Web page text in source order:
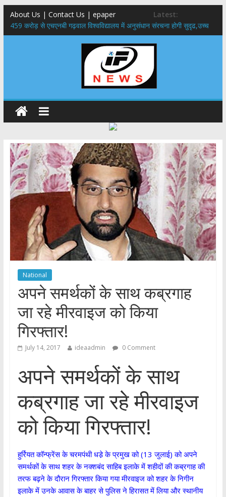
About Us | Contact Us | epaper
Latest:
459 करोड़ से एचएनबी गढ़वाल विश्वविद्यालय में अनुसंधान संरचना होगी सुदृढ,उच्च
शिक्षा मंत्री धन सिंह रावत ने नवनियुक्त केन्द्रीय शिक्षा मंत्री से की मुलाकात
राष्ट्रीय हथकरघा दिवस पर मुख्यमंत्री धामी ने उत्कृष्ट बुनकरों और हस्तशिल्प
​धामी कैबिनेट का बड़ा फैसला: पशुपालकों को 60% तक सब्सिडी, गंगा एक्सप्रेसवे का
​हरिद्वार से वीरभद्र (ऋषिकेश) तक निकली BJYM की भव्य कांवड़ यात्रा; तेजस्वी
सूर्या ने की देश व प्रदेशवासियों के कल्याण की कामना
24×7 अलर्ट मोड में रहें अधिकारी-मुख्य सचिव मानसून-एसईओसी से मुख्य सचिव ने
की विस्तृत समीक्षा कहा-बंद सड़कों को शीघ्र खोला जाए, लोगों को न हो दिक्कत
National
अपने समर्थकों के साथ कब्रगाह
जा रहे मीरवाइज को किया
गिरफ्तार!
July 14, 2017 ideaadmin 0 Comment
अपने समर्थकों के साथ
कब्रगाह जा रहे मीरवाइज
को किया गिरफ्तार!
हुर्रियत कॉन्फ्रेंस के चरमपंथी धडे़ के प्रमुख को (13 जुलाई) को अपने
समर्थकों के साथ शहर के नक्शबंद साहिब इलाके में शहीदों की कब्रगाह की
तरफ बढ़ने के दौरान गिरफ्तार किया गया मीरवाइज को शहर के निगीन
इलाके में उनके आवास के बाहर से पुलिस ने हिरासत में लिया और स्थानीय